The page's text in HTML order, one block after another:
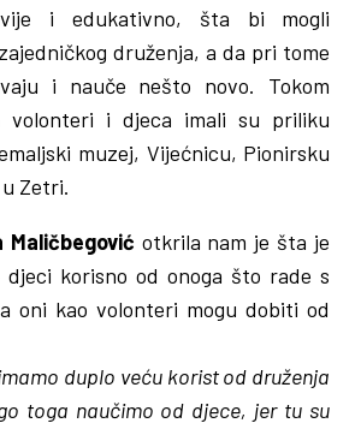
i edukativno, šta bi mogli
druženja, a da pri tome
i nauče nešto novo. Tokom
volonteri i djeca imali su priliku
muzej, Vijećnicu, Pionirsku
Zetri.
Maličbegović otkrila nam je šta je
korisno od onoga što rade s
oni kao volonteri mogu dobiti od
duplo veću korist od druženja
toga naučimo od djece, jer tu su